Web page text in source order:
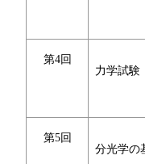
第4回
力学試験
第5回
分光学の